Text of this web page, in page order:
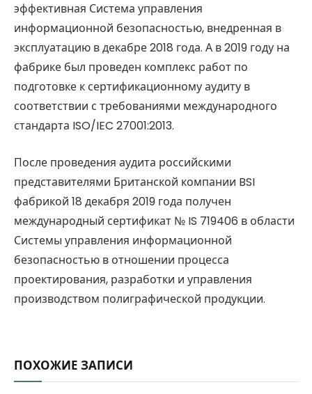
эффективная Система управления
информационной безопасностью, внедренная в
эксплуатацию в декабре 2018 года. А в 2019 году на
фабрике был проведен комплекс работ по
подготовке к сертификационному аудиту в
соответствии с требованиями международного
стандарта ISO/IEC 27001:2013.
После проведения аудита российскими
представителями Британской компании BSI
фабрикой 18 декабря 2019 года получен
международный сертификат № IS 719406 в области
Системы управления информационной
безопасностью в отношении процесса
проектирования, разработки и управления
производством полиграфической продукции.
ПОХОЖИЕ ЗАПИСИ